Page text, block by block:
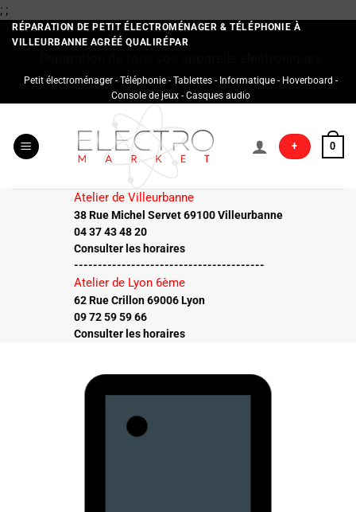
; ;Passer
au
contenu
RÉPARATION DE PETIT ÉLECTROMÉNAGER & TÉLÉPHONIE À
VILLEURBANNE AGRÉÉ QUALIRÉPAR
Petit électroménager - Téléphonie - Tablettes - Informatique - Hoverboard -
Console de jeux - Casques audio
+ 0
Atelier de Villeurbanne
38 Rue Michel Servet 69100 Villeurbanne
04 37 43 48 20
Consulter les horaires
----------------------------------------
Atelier de Lyon 6ème
62 Rue Crillon 69006 Lyon
09 72 59 59 66
Consulter les horaires